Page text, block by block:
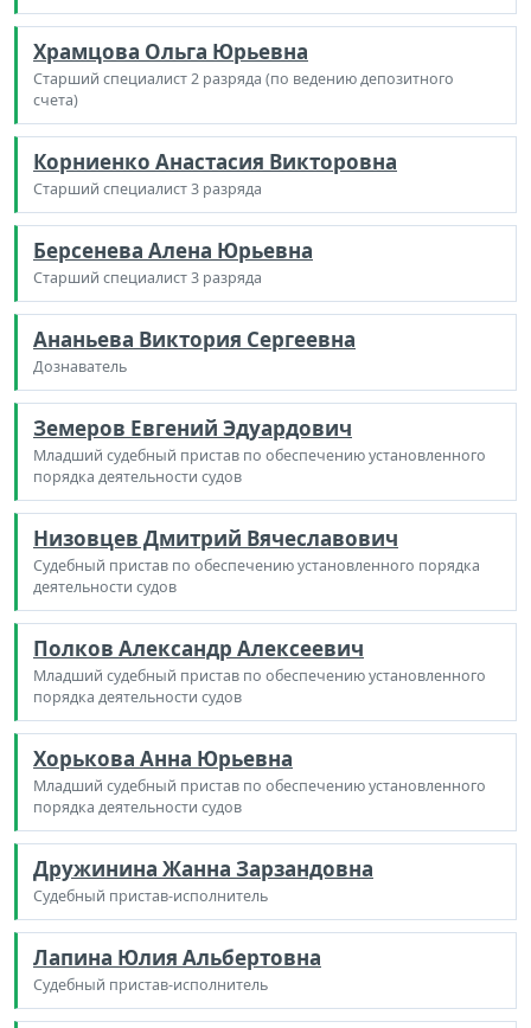
Храмцова Ольга Юрьевна
Старший специалист 2 разряда (по ведению депозитного
счета)
Корниенко Анастасия Викторовна
Старший специалист 3 разряда
Берсенева Алена Юрьевна
Старший специалист 3 разряда
Ананьева Виктория Сергеевна
Дознаватель
Земеров Евгений Эдуардович
Младший судебный пристав по обеспечению установленного
порядка деятельности судов
Низовцев Дмитрий Вячеславович
Судебный пристав по обеспечению установленного порядка
деятельности судов
Полков Александр Алексеевич
Младший судебный пристав по обеспечению установленного
порядка деятельности судов
Хорькова Анна Юрьевна
Младший судебный пристав по обеспечению установленного
порядка деятельности судов
Дружинина Жанна Зарзандовна
Судебный пристав-исполнитель
Лапина Юлия Альбертовна
Судебный пристав-исполнитель